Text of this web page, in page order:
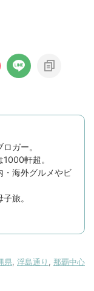
ガー。
軒超。
・海外グルメやビ
旅。
県, 浮島通り , 那覇中心